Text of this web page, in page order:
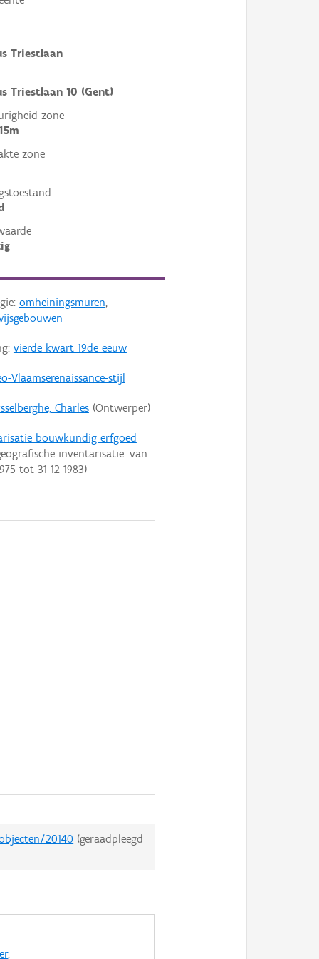
Triestlaan
Triestlaan 10 (Gent)
zone
zone
omheiningsmuren,
vierde kwart 19de eeuw
Vlaamserenaissance-stijl
Charles(Ontwerper)
bouwkundig erfgoed
inventarisatie: van
tot 31-12-1983)
20140 (geraadpleegd
.